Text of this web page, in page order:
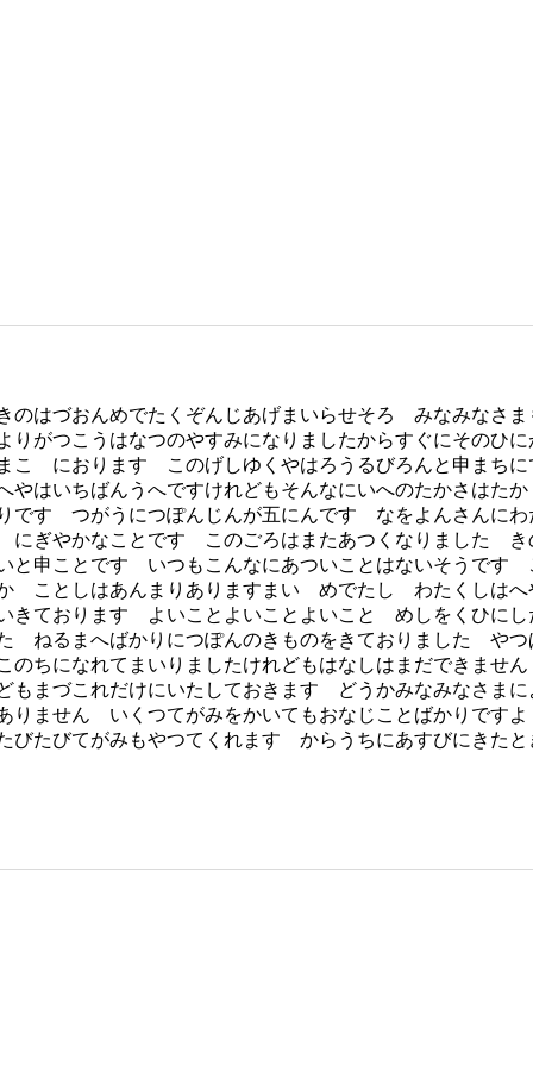
のはづおんめでたくぞんじあげまいらせそろ みなみな
がつこうはなつのやすみになりましたからすぐにそのひ
こゝにおります このげしゆくやはろうるびろんと申ま
はいちばんうへですけれどもそんなにいへのたかさはた
です つがうにつぽんじんが五にんです なをよんさんに
にぎやかなことです このごろはまたあつくなりました
申ことです いつもこんなにあついことはないそうです
としはあんまりありますまい めでたし わたくしはへ
きております よいことよいことよいこと めしをくひに
ねるまへばかりにつぽんのきものをきておりました や
ちになれてまいりましたけれどもはなしはまだできま
もまづこれだけにいたしておきます どうかみなみなさ
ありません いくつてがみをかいてもおなじことばか
たびてがみもやつてくれます からうちにあすびにきた